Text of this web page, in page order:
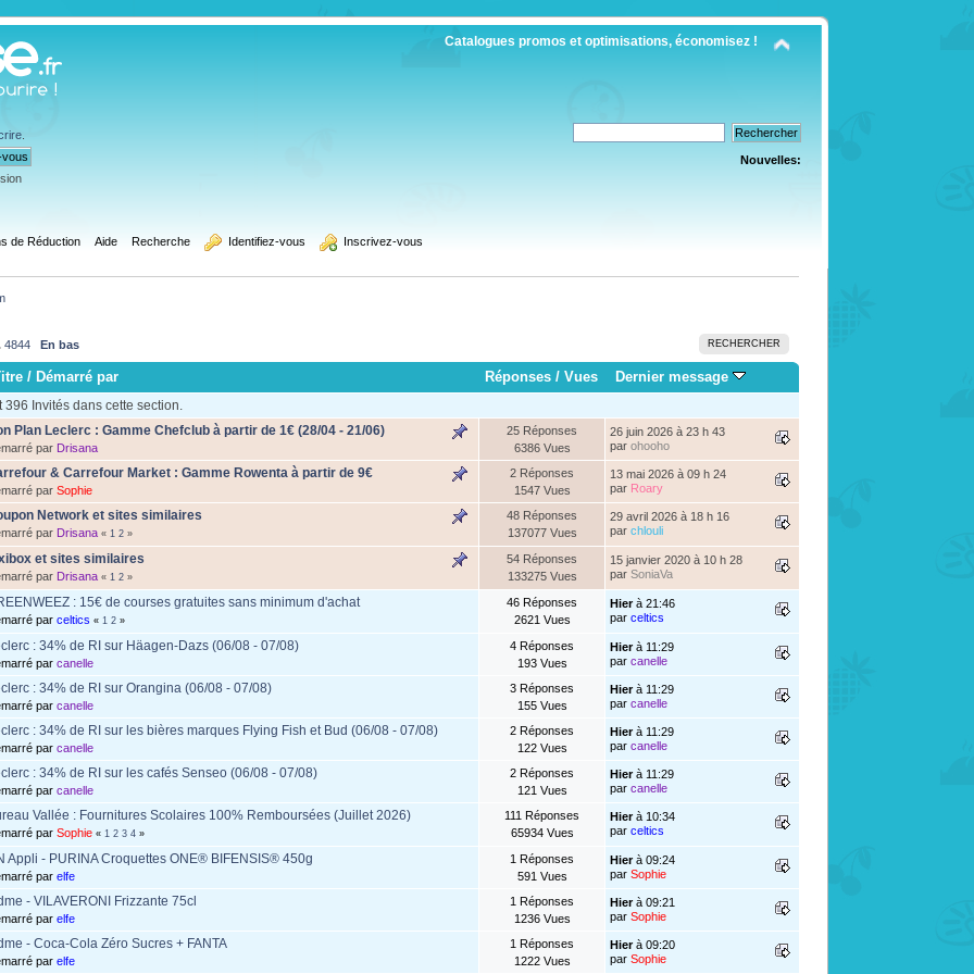
Catalogues promos et optimisations, économisez !
Nouvelles:
de Réduction Aide Recherche Identifiez-vous Inscrivez-vous
4844 En bas RECHERCHER
/ Démarré par Réponses /Vues Dernier message
396 Invités dans cette section.
Plan Leclerc : Gamme Chefclub à partir de 1€ (28/04 - 21/06)
par Drisana
25 Réponses
6386 Vues
26 juin 2026 à 23 h 43
parohooho
& Carrefour Market : Gamme Rowenta à partir de 9€
parSophie
2 Réponses
1547 Vues
13 mai 2026 à 09 h 24
par Roary
Network et sites similaires
par Drisana « 1 2 »
48 Réponses
137077 Vues
29 avril 2026 à 18 h 16
parchlouli
et sites similaires
par Drisana « 1 2 »
54 Réponses
133275 Vues
15 janvier 2020 à 10 h 28
parSoniaVa
: 15€ de courses gratuites sans minimum d'achat
parceltics « 1 2 »
46 Réponses
2621 Vues
Hierà 21:46
parceltics
: 34% de RI sur Häagen-Dazs (06/08 - 07/08)
parcanelle
4 Réponses
193 Vues
Hierà 11:29
parcanelle
: 34% de RI sur Orangina (06/08 - 07/08)
parcanelle
3 Réponses
155 Vues
Hierà 11:29
parcanelle
: 34% de RI sur les bières marques Flying Fish et Bud (06/08 - 07/08)
parcanelle
2 Réponses
122 Vues
Hierà 11:29
parcanelle
: 34% de RI sur les cafés Senseo (06/08 - 07/08)
parcanelle
2 Réponses
121 Vues
Hierà 11:29
parcanelle
Vallée : Fournitures Scolaires 100% Remboursées (Juillet 2026)
parSophie « 1 2 3 4 »
111 Réponses
65934 Vues
Hierà 10:34
parceltics
Appli - PURINA Croquettes ONE® BIFENSIS® 450g
parelfe
1 Réponses
591 Vues
Hierà 09:24
parSophie
- VILAVERONI Frizzante 75cl
parelfe
1 Réponses
1236 Vues
Hierà 09:21
parSophie
- Coca-Cola Zéro Sucres + FANTA
parelfe
1 Réponses
1222 Vues
Hierà 09:20
parSophie